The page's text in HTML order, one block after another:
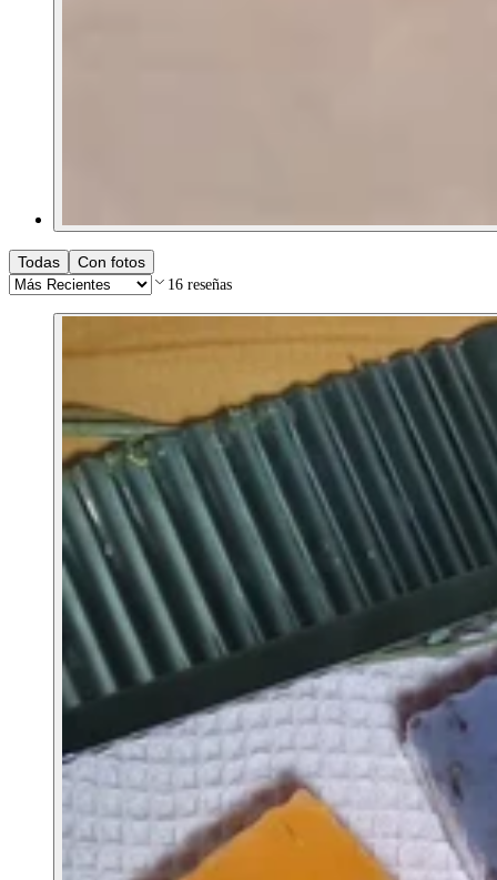
Todas Con fotos
16 reseñas